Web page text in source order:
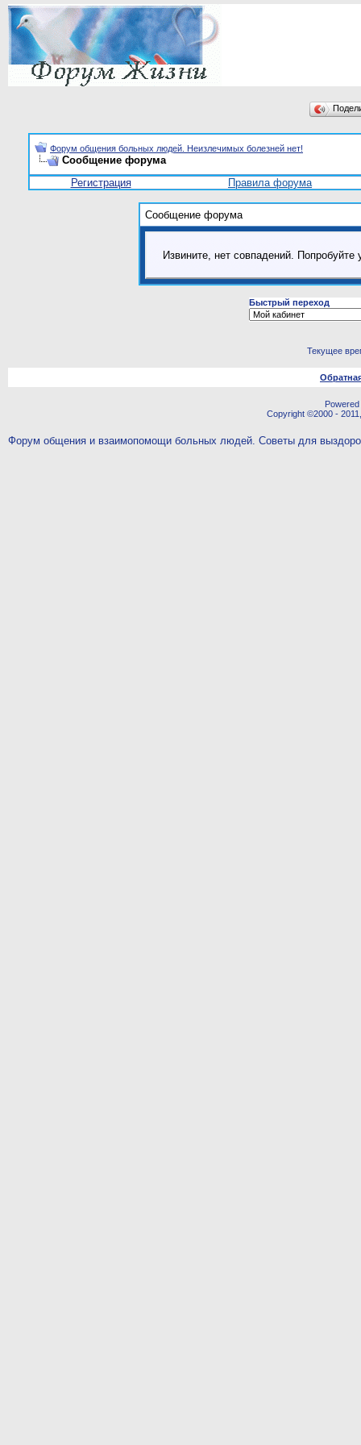
Форум общения больных людей. Неизлечимых болезней нет!
Сообщение форума
Регистрация
Правила форума
Сообщение форума
Извините, нет совпадений.
Быстрый переход
Текущее
Copyright ©2000 -
Форум общения и взаимопомощи больных людей. Советы для